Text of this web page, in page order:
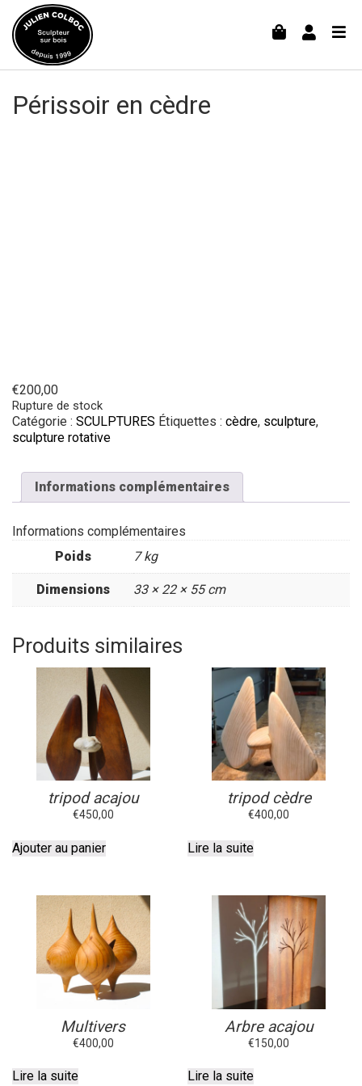
Périssoir en cèdre
€200,00
Rupture de stock
Catégorie : SCULPTURES Étiquettes : cèdre, sculpture,
sculpture rotative
Informations complémentaires
Informations complémentaires
Poids
7 kg
Dimensions 33 × 22 × 55 cm
Produits similaires
tripod acajou
€450,00
Ajouter au panier
tripod cèdre
€400,00
Lire la suite
Multivers
€400,00
Lire la suite
Arbre acajou
€150,00
Lire la suite